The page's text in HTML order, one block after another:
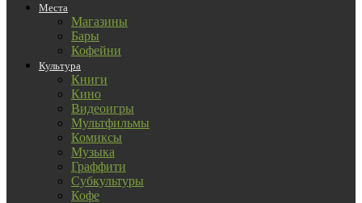
Места
Магазины
Бары
Кофейни
Культура
Книги
Кино
Видеоигры
Мультфильмы
Комиксы
Музыка
Граффити
Субкультуры
Кофе